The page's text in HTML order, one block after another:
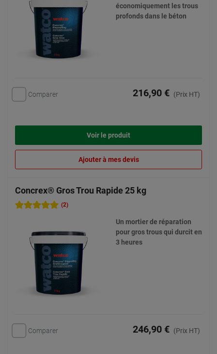
économiquement les trous
profonds dans le béton
Comparer 216,90 € (Prix HT)
Voir le produit
Ajouter à mes devis
Concrex® Gros Trou Rapide 25 kg
(2)
Un mortier de réparation
pour gros trous qui durcit en
3 heures
Comparer 246,90 € (Prix HT)